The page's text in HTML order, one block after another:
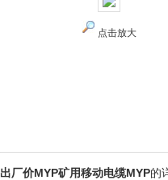
点击放大
出厂价MYP矿用移动电缆MYP的